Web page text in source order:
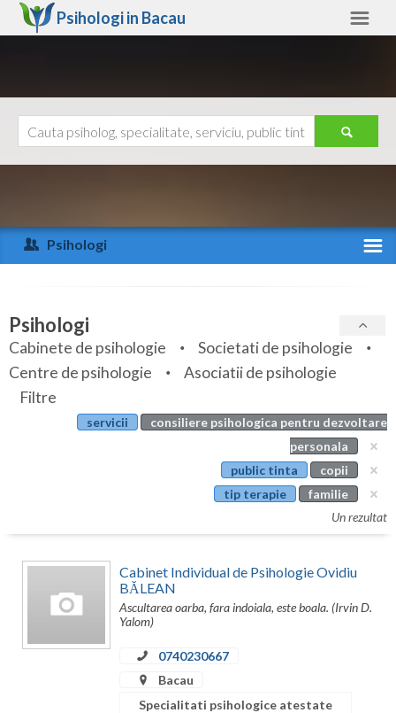
Psihologi in Bacau
Arad
Arges
Bihor
Bistrita-Nasaud
Botosani
Caras-Severin
Ajutor
Psihologi
Specialitati
Servicii
Articole
Evenimente
Psihologi
Cabinete de psihologie
Societati de psihologie
Centre de psihologie
Asociatii de psihologie
Filtre
servicii
consiliere psihologica pentru dezvoltare
personala
public tinta
copii
tip terapie
familie
Un rezultat
Cabinet Individual de Psihologie Ovidiu
BĂLEAN
Ascultarea oarba, fara indoiala, este boala. (Irvin D.
Yalom)
0740230667
Bacau
Specialitati psihologice atestate